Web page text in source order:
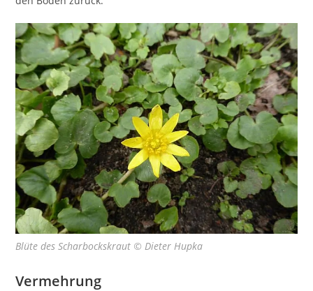
Blüte des Scharbockskraut © Dieter Hupka
Vermehrung